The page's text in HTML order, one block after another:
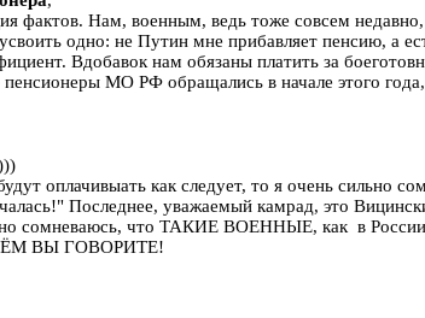
фактов. Нам, военным, ведь тоже совсем
одно: не Путин мне прибавляет пенсию, а
Вдобавок нам обязаны платить за
МО РФ обращались в начале этого
оплачивыать как следует, то я очень сильно
Последнее, уважаемый камрад, это
сомневаюсь, что ТАКИЕ ВОЕННЫЕ, как в
ЧЁМ ВЫ ГОВОРИТЕ!